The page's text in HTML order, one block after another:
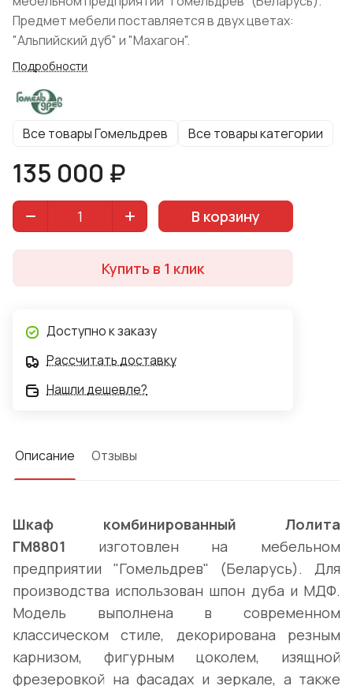
Предмет мебели поставляется в двух цветах:
"Альпийский дуб" и "Махагон".
Подробности
Все товары Гомельдрев Все товары категории
135 000 ₽
В корзину
Купить в 1 клик
Доступно к заказу
Рассчитать доставку
Нашли дешевле?
Описание Отзывы
Шкаф комбинированный Лолита
ГМ8801 изготовлен на мебельном
предприятии "Гомельдрев" (Беларусь). Для
производства использован шпон дуба и МДФ.
Модель выполнена в современном
классическом стиле, декорирована резным
карнизом, фигурным цоколем, изящной
фрезеровкой на фасадах и зеркале, а также